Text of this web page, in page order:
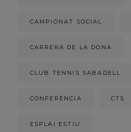
CAMPIONAT SOCIAL
CARRERA DE LA DONA
CLUB TENNIS SABADELL
CONFERÈNCIA CTS
ESPLAI ESTIU